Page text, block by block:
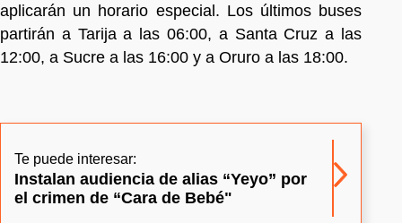
aplicarán un horario especial. Los últimos buses
partirán a Tarija a las 06:00, a Santa Cruz a las
12:00, a Sucre a las 16:00 y a Oruro a las 18:00.
Te puede interesar:
Instalan audiencia de alias “Yeyo” por
el crimen de “Cara de Bebé"